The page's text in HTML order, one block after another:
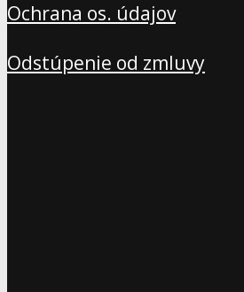
Ochrana os. údajov
Odstúpenie od zmluvy